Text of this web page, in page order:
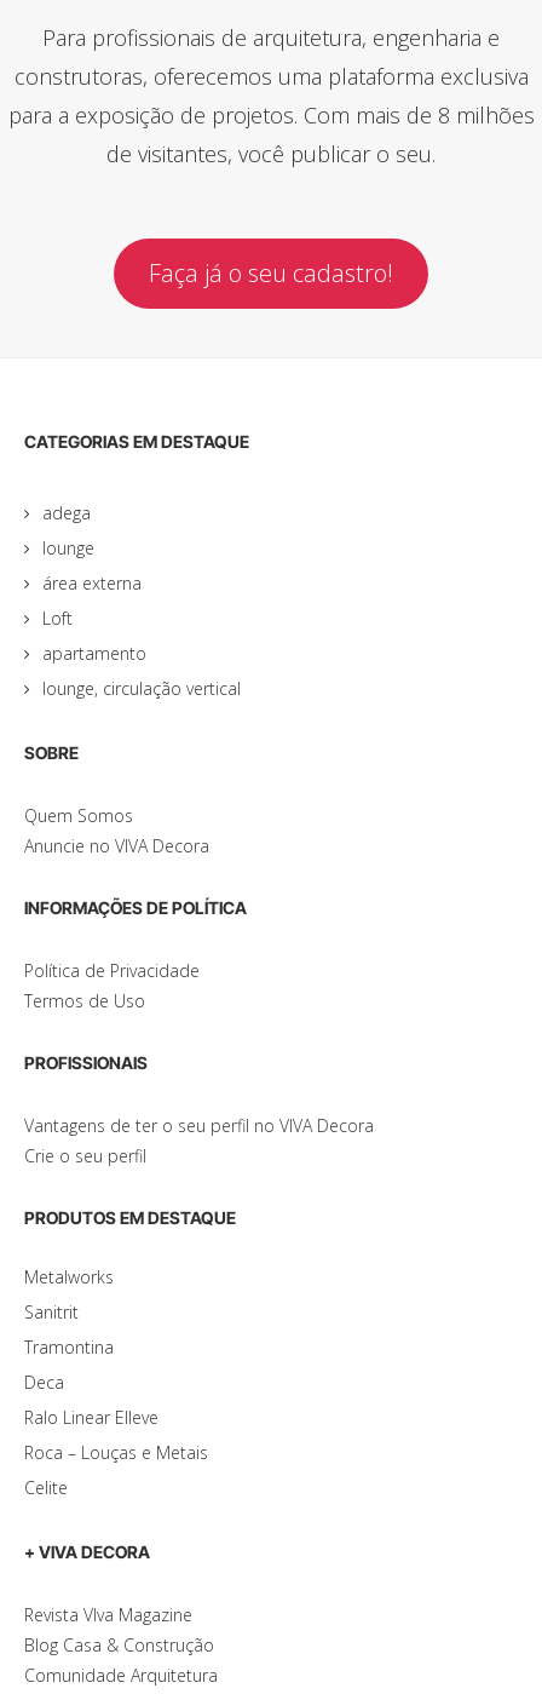
Para profissionais de arquitetura, engenharia e
construtoras, oferecemos uma plataforma exclusiva
para a exposição de projetos. Com mais de 8 milhões
de visitantes, você publicar o seu.
Faça já o seu cadastro!
CATEGORIAS EM DESTAQUE
adega
lounge
área externa
Loft
apartamento
lounge, circulação vertical
SOBRE
Quem Somos
Anuncie no VIVA Decora
INFORMAÇÕES DE POLÍTICA
Política de Privacidade
Termos de Uso
PROFISSIONAIS
Vantagens de ter o seu perfil no VIVA Decora
Crie o seu perfil
PRODUTOS EM DESTAQUE
Metalworks
Sanitrit
Tramontina
Deca
Ralo Linear Elleve
Roca – Louças e Metais
Celite
+ VIVA DECORA
Revista VIva Magazine
Blog Casa & Construção
Comunidade Arquitetura